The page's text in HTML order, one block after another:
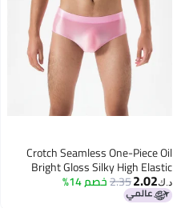
Crotch Seamless One-Piece Oil
Bright Gloss Silky High Elastic
Large Size Men'S And Women'S
Briefs Underwear Transparent
د.ك‏2.02
2.35خصم 14%